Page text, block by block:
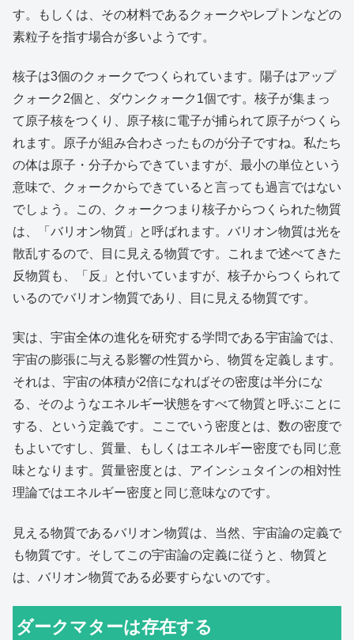
す。もしくは、その材料であるクォークやレプトンなどの
素粒子を指す場合が多いようです。
核子は3個のクォークでつくられています。陽子はアップ
クォーク2個と、ダウンクォーク1個です。核子が集まっ
て原子核をつくり、原子核に電子が捕られて原子がつくら
れます。原子が組み合わさったものが分子ですね。私たち
の体は原子・分子からできていますが、最小の単位という
意味で、クォークからできていると言っても過言ではない
でしょう。この、クォークつまり核子からつくられた物質
は、「バリオン物質」と呼ばれます。バリオン物質は光を
散乱するので、目に見える物質です。これまで述べてきた
反物質も、「反」と付いていますが、核子からつくられて
いるのでバリオン物質であり、目に見える物質です。
実は、宇宙全体の進化を研究する学問である宇宙論では、
宇宙の膨張に与える影響の性質から、物質を定義します。
それは、宇宙の体積が2倍になればその密度は半分にな
る、そのようなエネルギー状態をすべて物質と呼ぶことに
する、という定義です。ここでいう密度とは、数の密度で
もよいですし、質量、もしくはエネルギー密度でも同じ意
味となります。質量密度とは、アインシュタインの相対性
理論ではエネルギー密度と同じ意味なのです。
見える物質であるバリオン物質は、当然、宇宙論の定義で
も物質です。そしてこの宇宙論の定義に従うと、物質と
は、バリオン物質である必要すらないのです。
ダークマターは存在する